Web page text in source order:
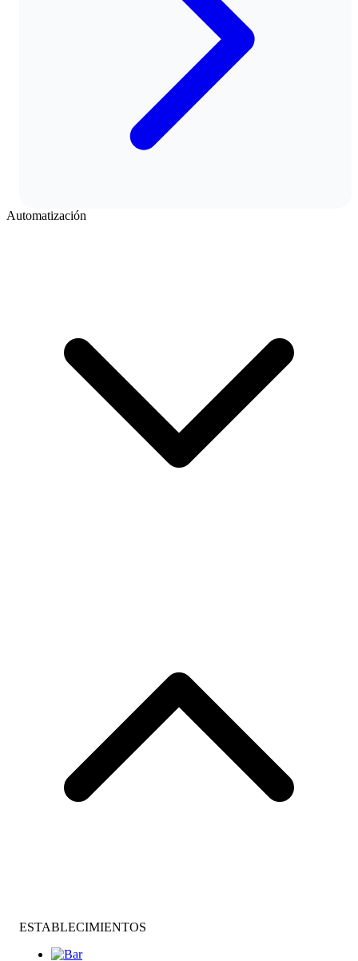
Automatización
ESTABLECIMIENTOS